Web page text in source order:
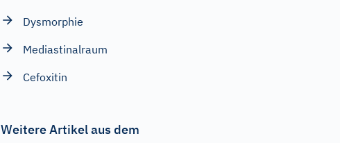
Dysmorphie
Mediastinalraum
Cefoxitin
Weitere Artikel aus dem